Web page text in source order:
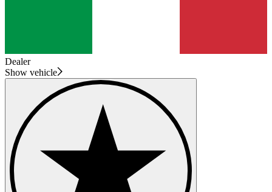
Dealer
Show vehicle